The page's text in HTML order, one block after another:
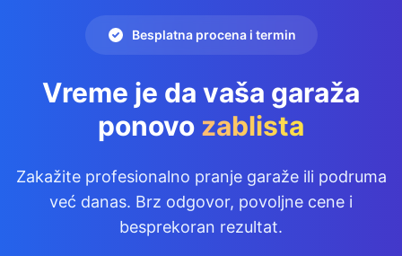
Besplatna procena i termin
Vreme je da vaša garaža
ponovo zablista
Zakažite profesionalno pranje garaže ili podruma
već danas. Brz odgovor, povoljne cene i
besprekoran rezultat.